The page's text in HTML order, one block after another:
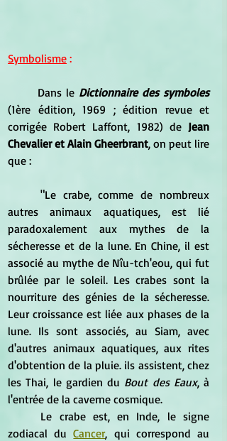
Symbolisme :
	Dans le
Dictionnaire des symboles
(1ère édition, 1969 ; édition revue et
corrigée Robert Laffont, 1982) de Jean
Chevalier et Alain Gheerbrant, on peut lire
que :
autres animaux aquatiques, est lié
paradoxalement aux mythes de la
sécheresse et de la lune. En Chine, il est
associé au mythe de Nîu-tch'eou, qui fut
brûlée par le soleil. Les crabes sont la
nourriture des génies de la sécheresse.
Leur croissance est liée aux phases de la
lune. Ils sont associés, au Siam, avec
d'autres animaux aquatiques, aux rites
d'obtention de la pluie. ils assistent, chez
les Thai, le gardien du Bout des Eaux, à
l'entrée de la caverne cosmique.
zodiacal du Cancer, qui correspond au